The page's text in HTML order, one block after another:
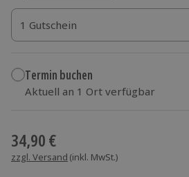
1 Gutschein
1 Gutschein
1 Gutschein
Termin buchen
Aktuell an 1 Ort verfügbar
34,90 €
zzgl. Versand (inkl. MwSt.)